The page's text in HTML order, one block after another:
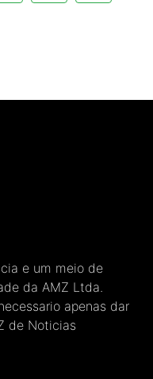
e um meio de
da AMZ Ltda.
apenas dar
de Noticias